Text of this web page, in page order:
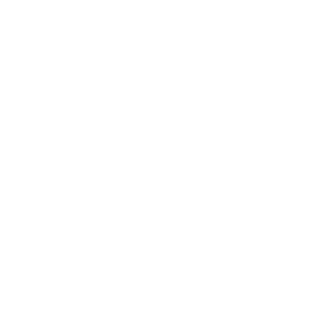
퍼시픽부동산공모1호